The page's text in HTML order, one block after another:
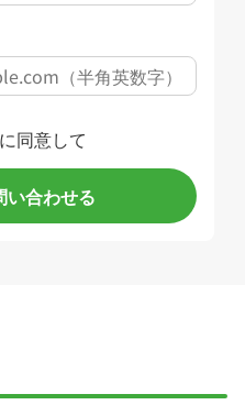
同意して
い合わせる